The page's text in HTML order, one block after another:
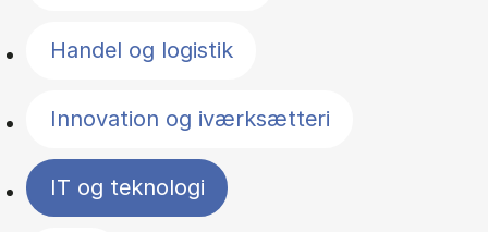
Handel og logistik
Innovation og iværksætteri
IT og teknologi